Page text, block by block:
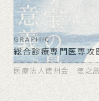
GRAPHIC
総合診療専門医専攻
医療法人徳州会 徳之